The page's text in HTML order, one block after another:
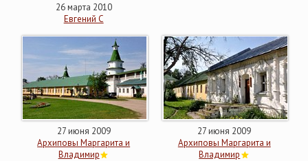
26 марта 2010
Евгений С
27 июня 2009
Архиповы Маргарита и
Владимир
27 июня 2009
Архиповы Маргарита и
Владимир